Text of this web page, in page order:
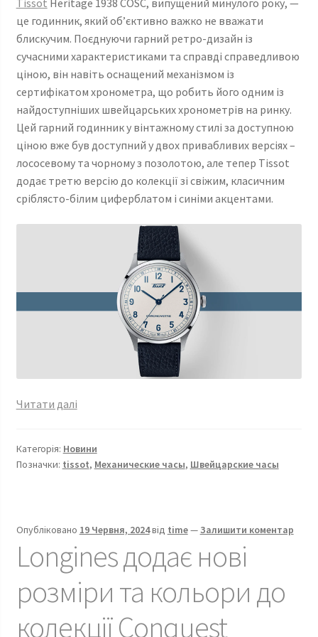
Tissot Heritage 1938 COSC, випущений минулого року, —
це годинник, який об’єктивно важко не вважати
блискучим. Поєднуючи гарний ретро-дизайн із
сучасними характеристиками та справді справедливою
ціною, він навіть оснащений механізмом із
сертифікатом хронометра, що робить його одним із
найдоступніших швейцарських хронометрів на ринку.
Цей гарний годинник у вінтажному стилі за доступною
ціною вже був доступний у двох привабливих версіях –
лососевому та чорному з позолотою, але тепер Tissot
додає третю версію до колекції зі свіжим, класичним
сріблясто-білим циферблатом і синіми акцентами.
Читати даліTissot
COSC,
тепер
біло-
блакитній
версії.
T142.464.16.032.00
Категорія: Новини
Позначки: tissot, Механические часы, Швейцарские часы
Опубліковано 19 Червня, 2024від time—Залишити коментар
Longines додає нові
розміри та кольори до
колекції Conquest